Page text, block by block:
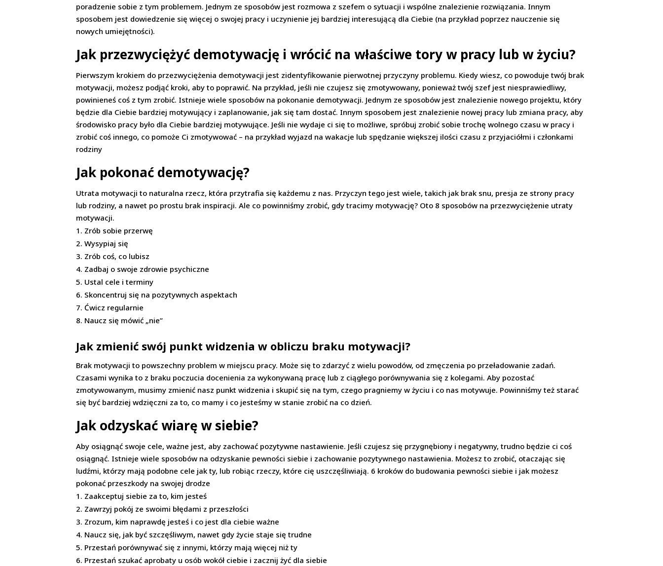
poradzenie sobie z tym problemem. Jednym ze sposobów jest rozmowa z szefem o sytuacji i wspólne znalezienie rozwiązania. Innym
sposobem jest dowiedzenie się więcej o swojej pracy i uczynienie jej bardziej interesującą dla Ciebie (na przykład poprzez nauczenie się
nowych umiejętności).
Jak przezwyciężyć demotywację i wrócić na właściwe tory w pracy lub w życiu?
Pierwszym krokiem do przezwyciężenia demotywacji jest zidentyfikowanie pierwotnej przyczyny problemu. Kiedy wiesz, co powoduje twój brak
motywacji, możesz podjąć kroki, aby to poprawić. Na przykład, jeśli nie czujesz się zmotywowany, ponieważ twój szef jest niesprawiedliwy,
powinieneś coś z tym zrobić. Istnieje wiele sposobów na pokonanie demotywacji. Jednym ze sposobów jest znalezienie nowego projektu, który
będzie dla Ciebie bardziej motywujący i zaplanowanie, jak się tam dostać. Innym sposobem jest znalezienie nowej pracy lub zmiana pracy, aby
środowisko pracy było dla Ciebie bardziej motywujące. Jeśli nie wydaje ci się to możliwe, spróbuj zrobić sobie trochę wolnego czasu w pracy i
zrobić coś innego, co pomoże Ci zmotywować – na przykład wyjazd na wakacje lub spędzanie większej ilości czasu z przyjaciółmi i członkami
rodziny
Jak pokonać demotywację?
Utrata motywacji to naturalna rzecz, która przytrafia się każdemu z nas. Przyczyn tego jest wiele, takich jak brak snu, presja ze strony pracy
lub rodziny, a nawet po prostu brak inspiracji. Ale co powinniśmy zrobić, gdy tracimy motywację? Oto 8 sposobów na przezwyciężenie utraty
motywacji.
Zrób sobie przerwę
Wysypiaj się
Zrób coś, co lubisz
Zadbaj o swoje zdrowie psychiczne
Ustal cele i terminy
Skoncentruj się na pozytywnych aspektach
Ćwicz regularnie
Naucz się mówić „nie”
Jak zmienić swój punkt widzenia w obliczu braku motywacji?
Brak motywacji to powszechny problem w miejscu pracy. Może się to zdarzyć z wielu powodów, od zmęczenia po przeładowanie zadań.
Czasami wynika to z braku poczucia docenienia za wykonywaną pracę lub z ciągłego porównywania się z kolegami. Aby pozostać
zmotywowanym, musimy zmienić nasz punkt widzenia i skupić się na tym, czego pragniemy w życiu i co nas motywuje. Powinniśmy też starać
się być bardziej wdzięczni za to, co mamy i co jesteśmy w stanie zrobić na co dzień.
Jak odzyskać wiarę w siebie?
Aby osiągnąć swoje cele, ważne jest, aby zachować pozytywne nastawienie. Jeśli czujesz się przygnębiony i negatywny, trudno będzie ci coś
osiągnąć. Istnieje wiele sposobów na odzyskanie pewności siebie i zachowanie pozytywnego nastawienia. Możesz to zrobić, otaczając się
ludźmi, którzy mają podobne cele jak ty, lub robiąc rzeczy, które cię uszczęśliwiają. 6 kroków do budowania pewności siebie i jak możesz
pokonać przeszkody na swojej drodze
Zaakceptuj siebie za to, kim jesteś
Zawrzyj pokój ze swoimi błędami z przeszłości
Zrozum, kim naprawdę jesteś i co jest dla ciebie ważne
Naucz się, jak być szczęśliwym, nawet gdy życie staje się trudne
Przestań porównywać się z innymi, którzy mają więcej niż ty
Przestań szukać aprobaty u osób wokół ciebie i zacznij żyć dla siebie